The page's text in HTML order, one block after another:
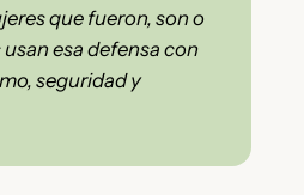
que fueron, son o
esa defensa con
seguridad y